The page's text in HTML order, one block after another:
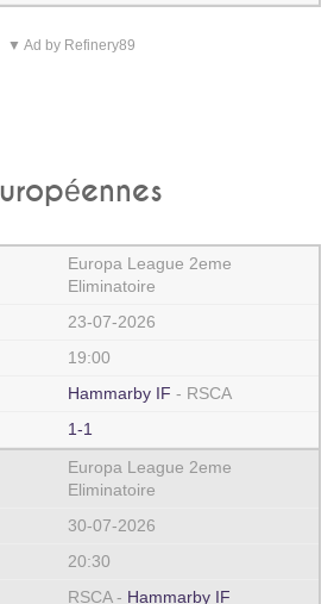
▼ Ad by Refinery89
Europa League 2eme
Eliminatoire
23-07-2026
19:00
Hammarby IF - RSCA
1-1
Europa League 2eme
Eliminatoire
30-07-2026
20:30
RSCA - Hammarby IF